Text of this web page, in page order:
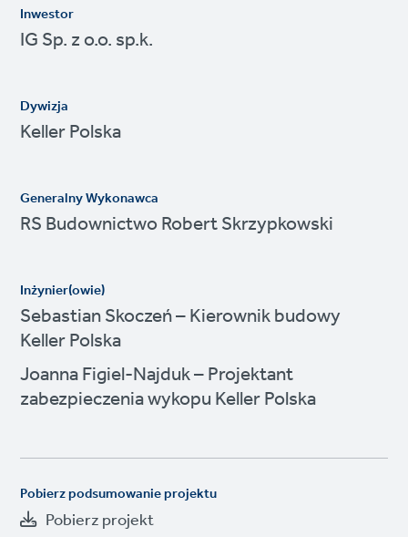
Inwestor
IG Sp. z o.o. sp.k.
Dywizja
Keller Polska
Generalny Wykonawca
RS Budownictwo Robert Skrzypkowski
Inżynier(owie)
Sebastian Skoczeń – Kierownik budowy
Keller Polska
Joanna Figiel-Najduk – Projektant
zabezpieczenia wykopu Keller Polska
Pobierz podsumowanie projektu
Pobierz projekt